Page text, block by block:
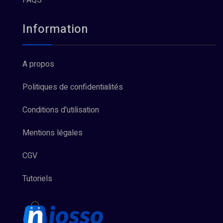
Information
A propos
Politiques de confidentialités
Conditions d'utilisation
Mentions légales
CGV
Tutoriels